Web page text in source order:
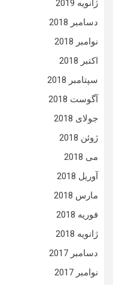
ژانویه 2019
دسامبر 2018
نوامبر 2018
اکتبر 2018
سپتامبر 2018
آگوست 2018
جولای 2018
ژوئن 2018
می 2018
آوریل 2018
مارس 2018
فوریه 2018
ژانویه 2018
دسامبر 2017
نوامبر 2017